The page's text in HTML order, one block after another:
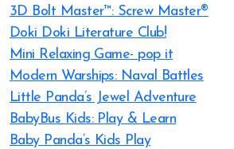
3D Bolt Master™: Screw Master®
Doki Doki Literature Club!
Mini Relaxing Game- pop it
Modern Warships: Naval Battles
Little Panda’s Jewel Adventure
BabyBus Kids: Play & Learn
Baby Panda’s Kids Play